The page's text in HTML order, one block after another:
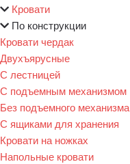
Кровати
По конструкции
Кровати чердак
Двухъярусные
С лестницей
С подъемным механизмом
Без подъемного механизма
С ящиками для хранения
Кровати на ножках
Напольные кровати